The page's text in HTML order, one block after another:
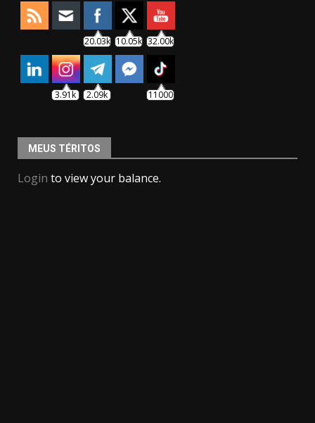
20.03k 10.05k 32.00k
3.91k 2.09k 11000
MEUS TÉRITOS
Login to view your balance.